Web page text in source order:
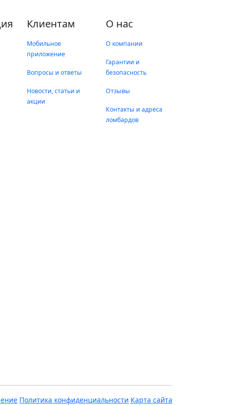
Клиентам
Мобильное
приложение
Вопросы и ответы
Новости, статьи и
акции
О нас
О компании
Гарантии и
безопасность
Отзывы
Контакты и адреса
ломбардов
Политика конфиденциальности Карта сайта